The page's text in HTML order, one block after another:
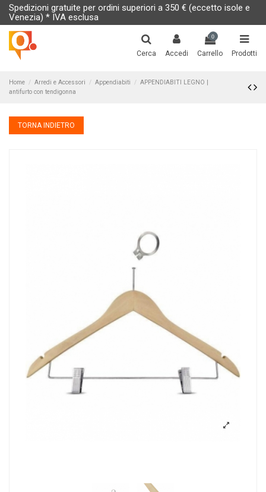
Spedizioni gratuite per ordini superiori a 350 € (eccetto isole e
Venezia) * IVA esclusa
Cerca Accedi
0
Carrello Prodotti
Home Arredi e Accessori Appendiabiti
APPENDIABITI LEGNO |
antifurto con tendigonna
TORNA INDIETRO